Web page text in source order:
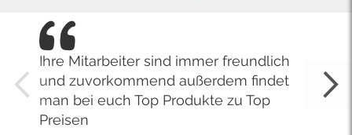
Ihre Mitarbeiter sind immer freundlich
und zuvorkommend außerdem findet
man bei euch Top Produkte zu Top
Preisen